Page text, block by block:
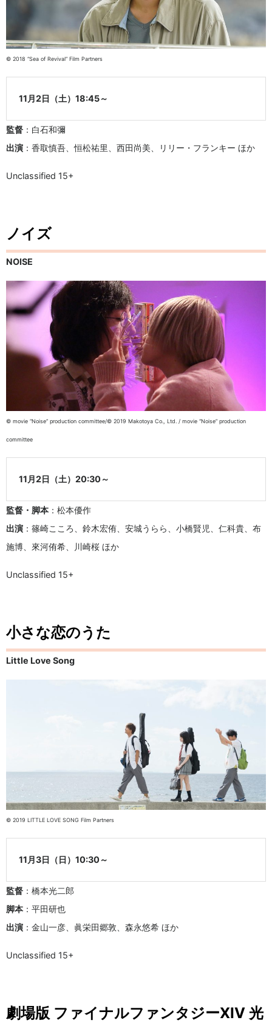
© 2018 “Sea of Revival” Film Partners
11月2日（土）18:45～
監督 ：白石和彌
出演 ：香取慎吾、恒松祐里、西田尚美、リリー・フランキー ほか
Unclassified 15+
ノイズ
NOISE
© movie “Noise” production committee/© 2019 Makotoya Co., Ltd. / movie “Noise” production
committee
11月2日（土）20:30～
監督・脚本：松本優作
出演 ：篠崎こころ、鈴木宏侑、安城うらら、小橋賢児、仁科貴、布
施博、來河侑希、川崎桜 ほか
Unclassified 15+
小さな恋のうた
Little Love Song
© 2019 LITTLE LOVE SONG Film Partners
11月3日（日）10:30～
監督 ：橋本光二郎
脚本：平田研也
出演 ：金山一彦、眞栄田郷敦、森永悠希 ほか
Unclassified 15+
劇場版 ファイナルファンタジーXIV 光